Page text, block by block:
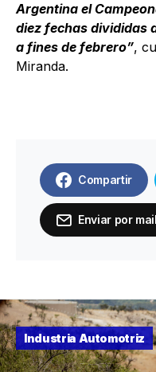
Argentina el
diez fechas divididas
a fines de febrero”,
Miranda.
Compartir
Enviar por mail
Industria Automotriz